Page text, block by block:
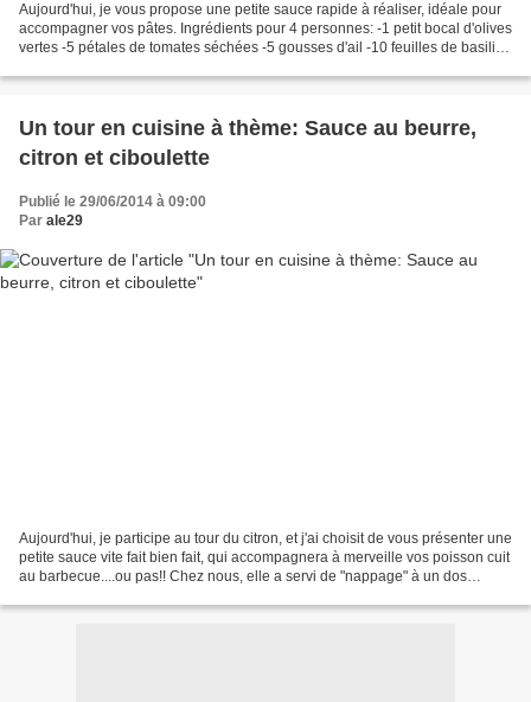
Aujourd'hui, je vous propose une petite sauce rapide à réaliser, idéale pour
accompagner vos pâtes. Ingrédients pour 4 personnes: -1 petit bocal d'olives
vertes -5 pétales de tomates séchées -5 gousses d'ail -10 feuilles de basilic
Un tour en cuisine à thème: Sauce au beurre,
citron et ciboulette
Publié le 29/06/2014 à 09:00
Par ale29
Aujourd'hui, je participe au tour du citron, et j'ai choisit de vous présenter une
petite sauce vite fait bien fait, qui accompagnera à merveille vos poisson cuit
au barbecue....ou pas!! Chez nous, elle a servi de "nappage" à un dos